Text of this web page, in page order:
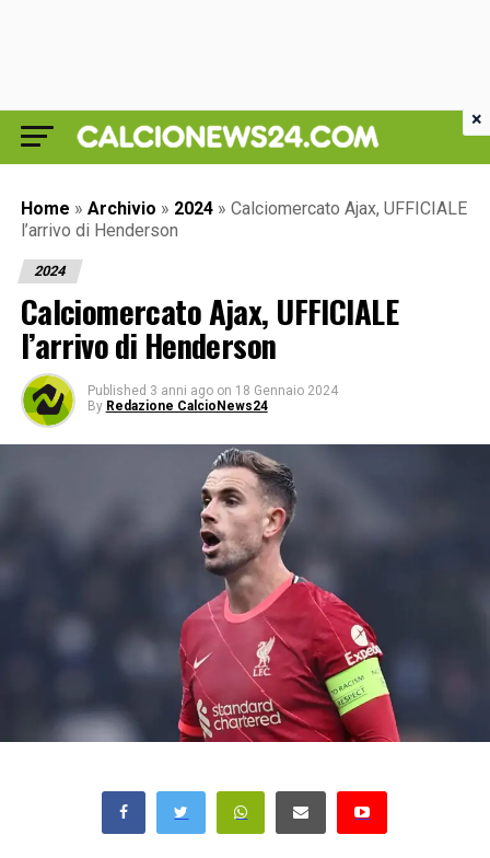
Home » Archivio » 2024 » Calciomercato Ajax, UFFICIALE
l’arrivo di Henderson
2024
Calciomercato Ajax, UFFICIALE
l’arrivo di Henderson
Published 3 anni ago on 18 Gennaio 2024
By Redazione CalcioNews24
×